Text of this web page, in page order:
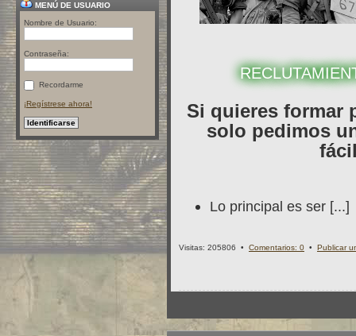
MENÚ DE USUARIO
Nombre de Usuario:
Contraseña:
Recordarme
¡Regístrese ahora!
Si quieres formar
solo pedimos
Lo principal es ser [...]
Visitas: 205806 • Comentarios: 0 • Publicar